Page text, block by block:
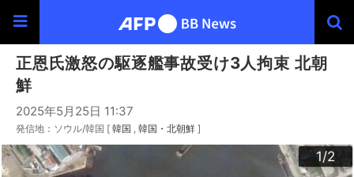
正恩氏激怒の駆逐艦事故受け3人拘束 北朝
鮮
2025年5月25日 11:37
発信地：ソウル/韓国 [ 韓国 韓国・北朝鮮 ]
1/2
2/2